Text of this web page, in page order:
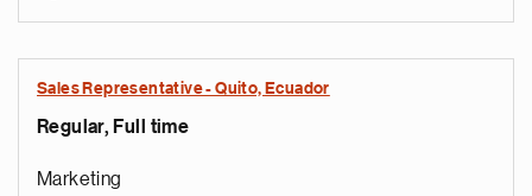
Sales Representative - Quito, Ecuador
Regular, Full time
Marketing